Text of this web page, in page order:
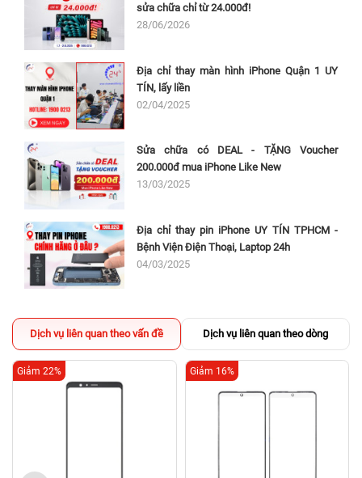
sửa chữa chỉ từ 24.000đ!
28/06/2026
Địa chỉ thay màn hình iPhone Quận 1 UY
TÍN, lấy liền
02/04/2025
Sửa chữa có DEAL - TẶNG Voucher
200.000đ mua iPhone Like New
13/03/2025
Địa chỉ thay pin iPhone UY TÍN TPHCM -
Bệnh Viện Điện Thoại, Laptop 24h
04/03/2025
Dịch vụ liên quan theo vấn đề Dịch vụ liên quan theo dòng
Giảm 22% Giảm 16%